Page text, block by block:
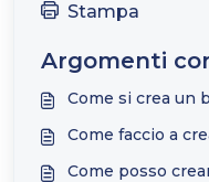
Stampa
Argomenti
Come si crea un
Come faccio a
Come posso